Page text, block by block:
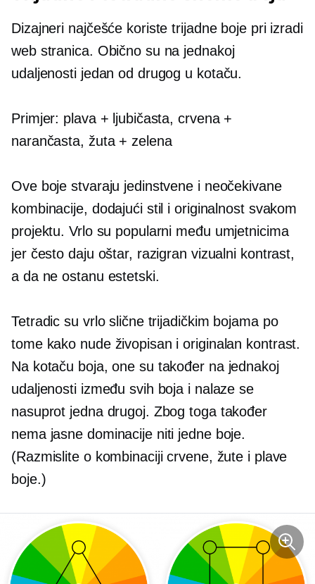
Dizajneri najčešće koriste trijadne boje pri izradi
web stranica. Obično su na jednakoj
udaljenosti jedan od drugog u kotaču.
Primjer: plava + ljubičasta, crvena +
narančasta, žuta + zelena
Ove boje stvaraju jedinstvene i neočekivane
kombinacije, dodajući stil i originalnost svakom
projektu. Vrlo su popularni među umjetnicima
jer često daju oštar, razigran vizualni kontrast,
a da ne ostanu estetski.
Tetradic su vrlo slične trijadičkim bojama po
tome kako nude živopisan i originalan kontrast.
Na kotaču boja, one su također na jednakoj
udaljenosti između svih boja i nalaze se
nasuprot jedna drugoj. Zbog toga također
nema jasne dominacije niti jedne boje.
(Razmislite o kombinaciji crvene, žute i plave
boje.)